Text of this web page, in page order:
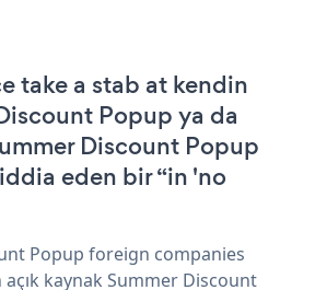
take a stab at kendin
Popup ya da
Discount Popup
eden bir “in 'no
Popup foreign companies
kaynak Summer Discount